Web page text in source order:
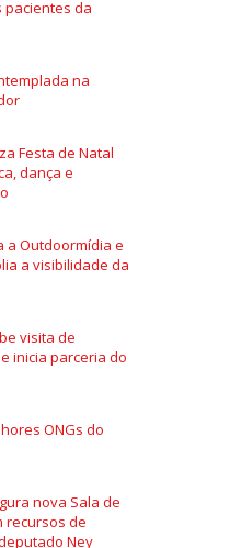
pacientes da
na
Festa de Natal
dança e
a Outdoormídia e
a visibilidade da
visita de
inicia parceria do
ONGs do
nova Sala de
recursos de
Ney